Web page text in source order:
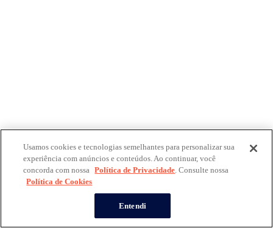
Usamos cookies e tecnologias semelhantes para personalizar sua
experiência com anúncios e conteúdos. Ao continuar, você
concorda com nossa Política de Privacidade. Consulte nossa
Política de Cookies
Entendi